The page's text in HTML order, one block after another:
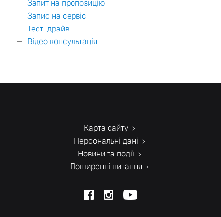
Запит на пропозицію
Запис на сервіс
Тест-драйв
Відео консультація
Карта сайту
Персональні дані
Новини та події
Поширенні питання